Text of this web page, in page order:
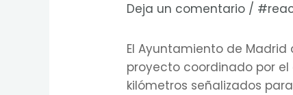
Deja un comentario /
El Ayuntamiento de
proyecto coordinado por
kilómetros señalizados